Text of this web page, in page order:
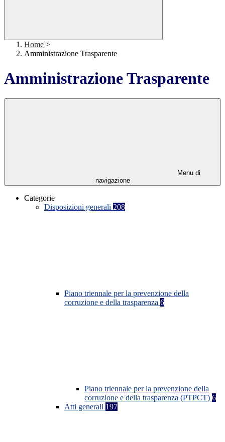
Home >
Amministrazione Trasparente
Amministrazione Trasparente
Menu di
navigazione
Categorie
Disposizioni generali 208
Piano triennale per la prevenzione della
corruzione e della trasparenza 6
Piano triennale per la prevenzione della
corruzione e della trasparenza (PTPCT) 6
Atti generali 197